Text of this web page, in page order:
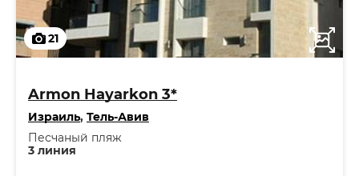
21
Armon Hayarkon 3*
Израиль, Тель-Авив
3 линия
Песчаный пляж